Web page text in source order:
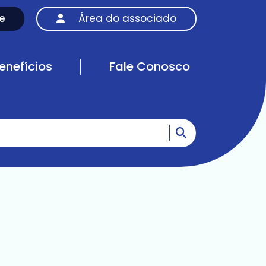
Área do associado
Fale Conosco
Ir para o